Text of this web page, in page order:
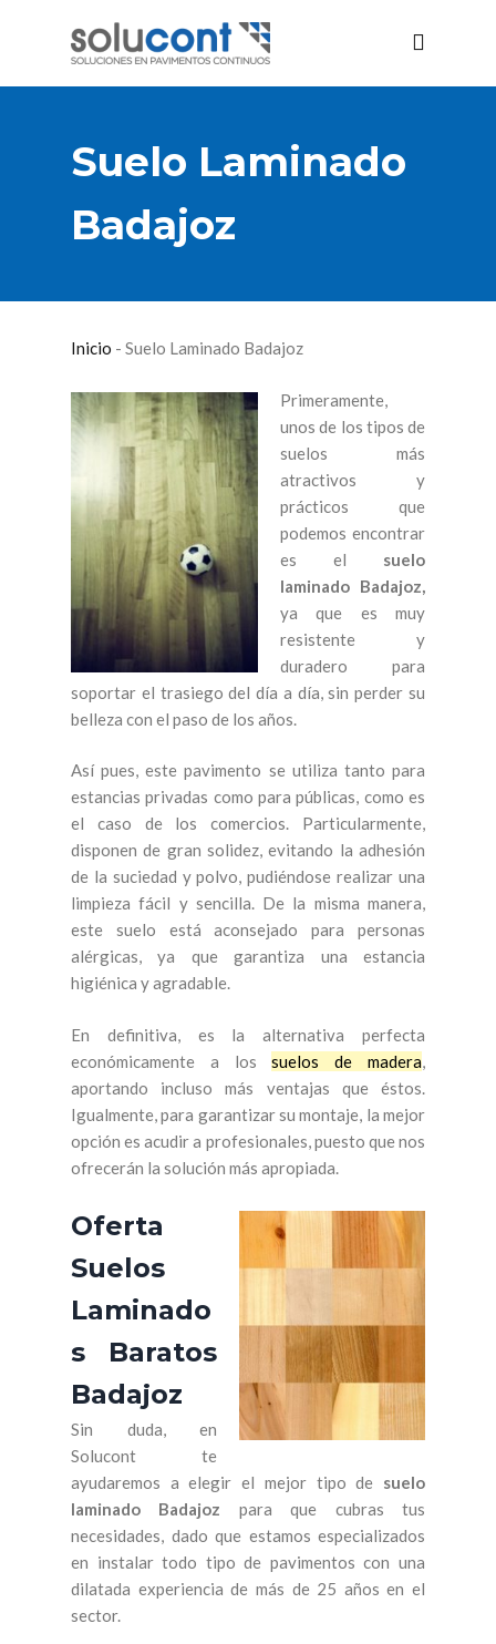
Suelo Laminado
Badajoz
Inicio - Suelo Laminado Badajoz
Primeramente,
unos de los tipos de
suelos más
atractivos y
prácticos que
podemos encontrar
es el suelo
laminado Badajoz,
ya que es muy
resistente y
duradero para
soportar el trasiego del día a día, sin perder su
belleza con el paso de los años.
Así pues, este pavimento se utiliza tanto para
estancias privadas como para públicas, como es
el caso de los comercios. Particularmente,
disponen de gran solidez, evitando la adhesión
de la suciedad y polvo, pudiéndose realizar una
limpieza fácil y sencilla. De la misma manera,
este suelo está aconsejado para personas
alérgicas, ya que garantiza una estancia
higiénica y agradable.
En definitiva, es la alternativa perfecta
económicamente a lossuelos de madera
aportando incluso más ventajas que éstos.
Igualmente, para garantizar su montaje, la mejor
opción es acudir a profesionales, puesto que nos
ofrecerán la solución más apropiada.
Oferta
Suelos
Laminado
s Baratos
Badajoz
Sin duda, en
Solucont te
ayudaremos a elegir el mejor tipo de suelo
laminado Badajoz para que cubras tus
necesidades, dado que estamos especializados
en instalar todo tipo de pavimentos con una
dilatada experiencia de más de 25 años en el
sector.